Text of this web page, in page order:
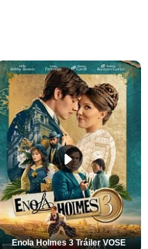
Enola Holmes 3 Tráiler VOSE